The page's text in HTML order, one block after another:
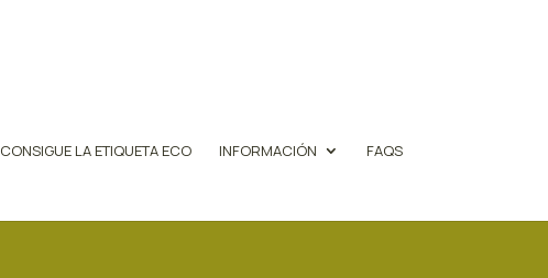
CONSIGUE LA ETIQUETA ECO INFORMACIÓN FAQS